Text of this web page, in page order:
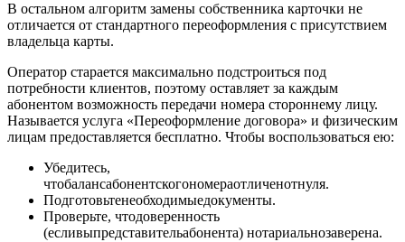
В остальном алгоритм замены собственника карточки не
отличается от стандартного переоформления с присутствием
владельца карты.
Оператор старается максимально подстроиться под
потребности клиентов, поэтому оставляет за каждым
абонентом возможность передачи номера стороннему лицу.
Называется услуга «Переоформление договора» и физическим
лицам предоставляется бесплатно. Чтобы воспользоваться ею:
Убедитесь,
чтобалансабонентскогономераотличенотнуля.
Подготовьтенеобходимыедокументы.
Проверьте, чтодоверенность
(есливыпредставительабонента) нотариальнозаверена.